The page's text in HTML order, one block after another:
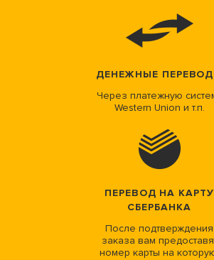
ДЕНЕЖНЫЕ
Через платежную
Western Union и т.п.
ПЕРЕВОД НА КАРТУ
СБЕРБАНКА
После подтверждения
заказа вам
номер карты на